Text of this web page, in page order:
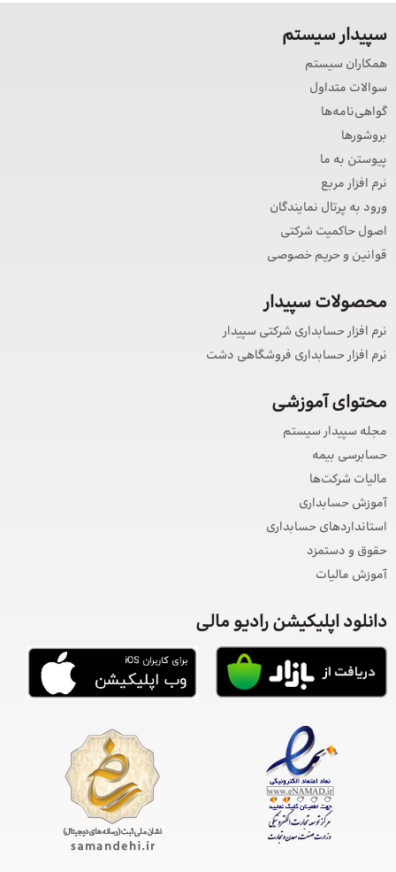
سپیدار سیستم
همکاران سیستم
سوالات متداول
گواهی‌نامه‌ها
بروشورها
پیوستن به ما
نرم افزار مربع
ورود به پرتال نمایندگان
اصول حاکمیت شرکتی
قوانین و حریم خصوصی
محصولات سپیدار
نرم افزار حسابداری شرکتی سپیدار
نرم افزار حسابداری فروشگاهی دشت
محتوای آموزشی
مجله سپیدار سیستم
حسابرسی بیمه
مالیات شرکت‌ها
آموزش حسابداری
استانداردهای حسابداری
حقوق و دستمزد
آموزش مالیات
دانلود اپلیکیشن رادیو مالی